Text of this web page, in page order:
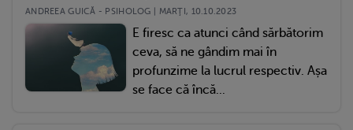
ANDREEA GUICĂ - PSIHOLOG | MARŢI, 10.10.2023
E firesc ca atunci când sărbătorim
ceva, să ne gândim mai în
profunzime la lucrul respectiv. Așa
se face că încă...